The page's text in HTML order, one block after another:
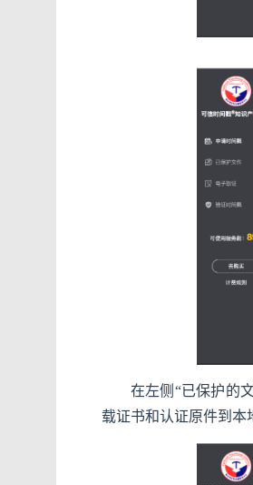
在左侧“已保护的
载证书和认证原件到本